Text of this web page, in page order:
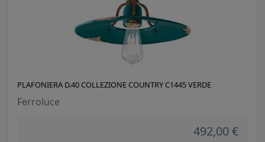
PLAFONIERA D.40 COLLEZIONE COUNTRY C1445 VERDE
Ferroluce
492,00 €